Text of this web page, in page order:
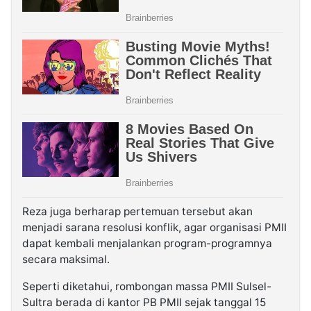
Reza juga berharap pertemuan tersebut akan
menjadi sarana resolusi konflik, agar organisasi PMII
dapat kembali menjalankan program-programnya
secara maksimal.
Seperti diketahui, rombongan massa PMII Sulsel-
Sultra berada di kantor PB PMII sejak tanggal 15